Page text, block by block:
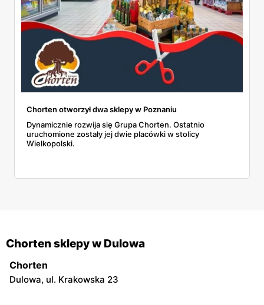
Chorten otworzył dwa sklepy w Poznaniu
Dynamicznie rozwija się Grupa Chorten. Ostatnio
uruchomione zostały jej dwie placówki w stolicy
Wielkopolski.
Chorten sklepy w Dulowa
Chorten
Dulowa, ul. Krakowska 23